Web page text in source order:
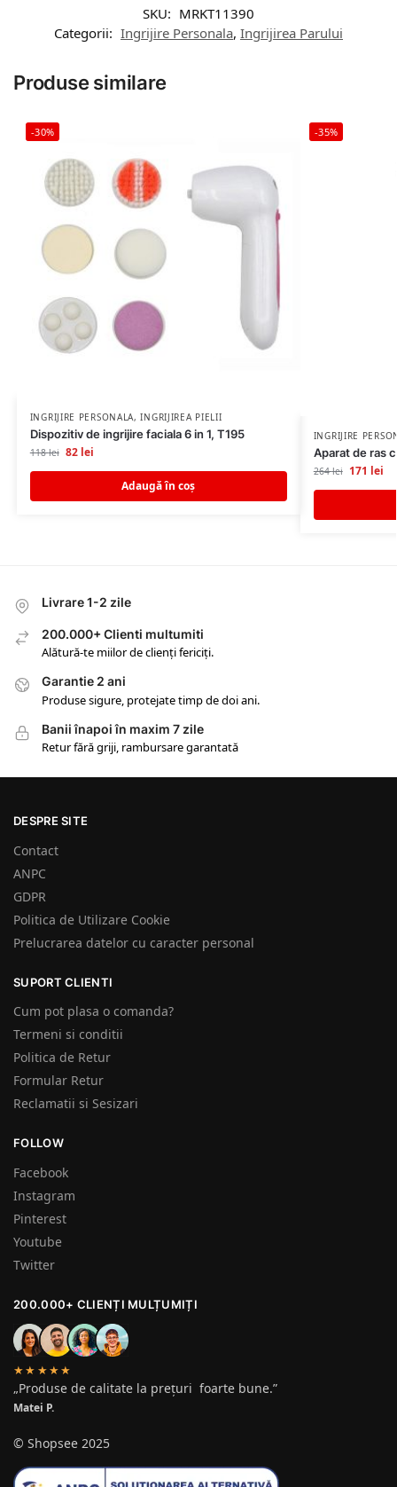
SKU: MRKT11390
Categorii: Ingrijire Personala, Ingrijirea Parului
Produse similare
-30%
INGRIJIRE PERSONALA,INGRIJIREA PIELII
Dispozitiv de ingrijire faciala 6 in 1, T195
118lei 82 lei
Adaugă în coș
-35%
INGRIJIRE
Aparat de ras
264lei 171 lei
Livrare 1-2 zile
200.000+ Clienti multumiti
Alătură-te miilor de clienți fericiți.
Garantie 2 ani
Produse sigure, protejate timp de doi ani.
Banii înapoi în maxim 7 zile
Retur fără griji, rambursare garantată
DESPRE SITE
Contact
ANPC
GDPR
Politica de Utilizare Cookie
Prelucrarea datelor cu caracter personal
SUPORT CLIENTI
Cum pot plasa o comanda?
Termeni si conditii
Politica de Retur
Formular Retur
Reclamatii si Sesizari
FOLLOW
Facebook
Instagram
Pinterest
Youtube
Twitter
200.000+ CLIENȚI MULȚUMIȚI
★★★★★
„Produse de calitate la prețuri foarte bune.”
Matei P.
© Shopsee 2025